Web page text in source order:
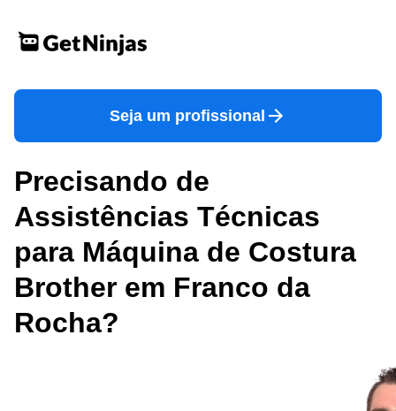
Seja um profissional
Precisando de
Assistências Técnicas
para Máquina de Costura
Brother em Franco da
Rocha?